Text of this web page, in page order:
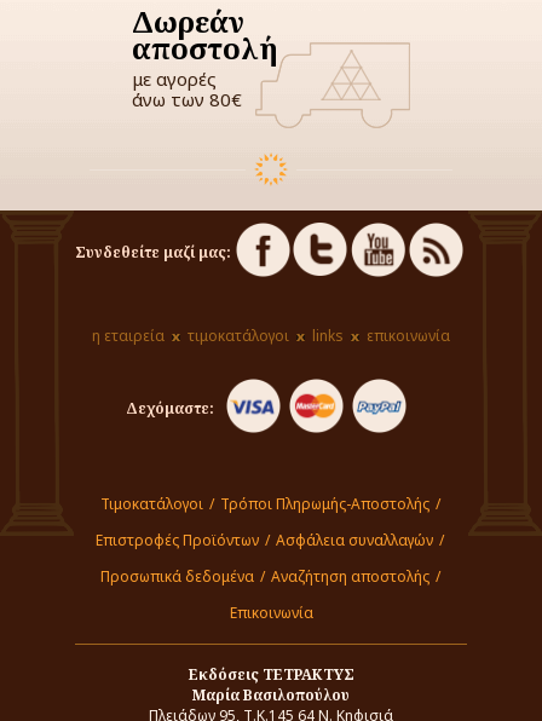
Δωρεάν
αποστολή
με αγορές
άνω των 80€
Συνδεθείτε μαζί μας:
η εταιρεία τιμοκατάλογοι links επικοινωνία
Δεχόμαστε:
Τιμοκατάλογοι / Τρόποι Πληρωμής-Αποστολής /
Επιστροφές Προϊόντων / Ασφάλεια συναλλαγών /
Προσωπικά δεδομένα / Αναζήτηση αποστολής /
Επικοινωνία
Εκδόσεις ΤΕΤΡΑΚΤΥΣ
Μαρία Βασιλοπούλου
Πλειάδων 95, Τ.Κ.145 64 Ν. Κηφισιά